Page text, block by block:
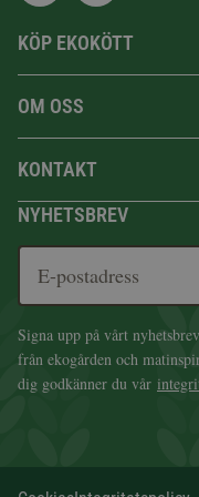
KÖP EKOKÖTT
OM OSS
KONTAKT
NYHETSBREV
Signa upp på vårt
från ekogården och
dig godkänner du vår